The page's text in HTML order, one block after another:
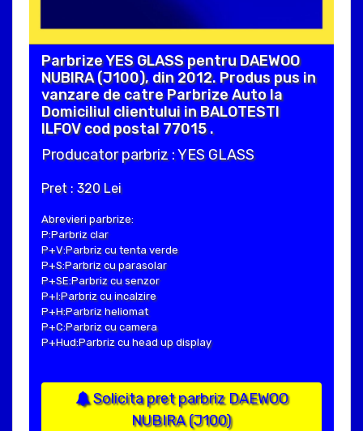
Parbrize YES GLASS pentru DAEWOO
NUBIRA (J100), din 2012. Produs pus in
vanzare de catre Parbrize Auto la
Domiciliul clientului in BALOTESTI
ILFOV cod postal 77015 .
Producator parbriz : YES GLASS
Pret : 320 Lei
Abrevieri parbrize:
P:Parbriz clar
P+V:Parbriz cu tenta verde
P+S:Parbriz cu parasolar
P+SE:Parbriz cu senzor
P+I:Parbriz cu incalzire
P+H:Parbriz heliomat
P+C:Parbriz cu camera
P+Hud:Parbriz cu head up display
Solicita pret parbriz DAEWOO
NUBIRA (J100)